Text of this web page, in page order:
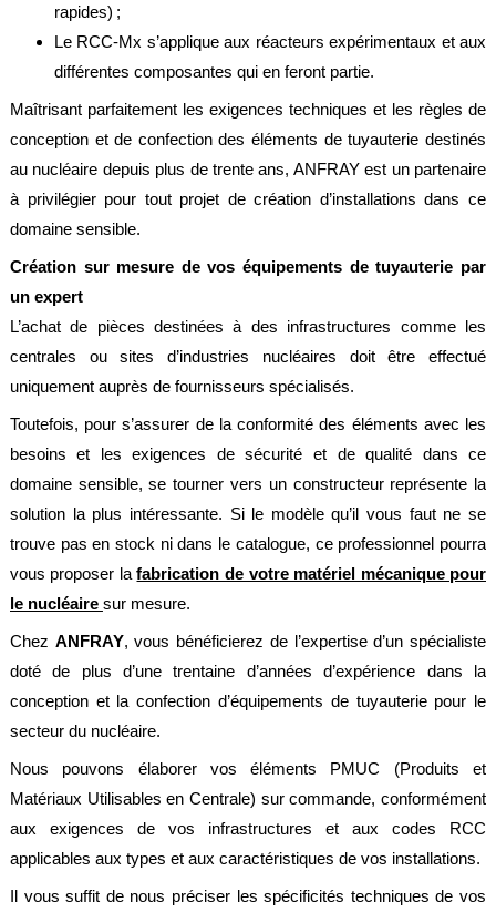
Nucléaire
PMUC
Viticulture
Chimie
et
Pétrochimie
Pharma
Ferroviaire
Maintenance
société
Domaines
d'activité
Nos
Conditions
générales
de
Actualités
Bibliothèque
Anfray
Support
techniques
rapides) ;
Le RCC-Mx s’applique aux réacteurs expérimentaux et aux
différentes composantes qui en feront partie.
Maîtrisant parfaitement les exigences techniques et les règles de
conception et de confection des éléments de tuyauterie destinés
au nucléaire depuis plus de trente ans, ANFRAY est un partenaire
à privilégier pour tout projet de création d’installations dans ce
domaine sensible.
Création sur mesure de vos équipements de tuyauterie par
un expert
L’achat de pièces destinées à des infrastructures comme les
centrales ou sites d’industries nucléaires doit être effectué
uniquement auprès de fournisseurs spécialisés.
Toutefois, pour s’assurer de la conformité des éléments avec les
besoins et les exigences de sécurité et de qualité dans ce
domaine sensible, se tourner vers un constructeur représente la
solution la plus intéressante. Si le modèle qu’il vous faut ne se
trouve pas en stock ni dans le catalogue, ce professionnel pourra
vous proposer lafabrication de votre matériel mécanique pour
le nucléaire sur mesure.
Chez ANFRAY, vous bénéficierez de l’expertise d’un spécialiste
doté de plus d’une trentaine d’années d’expérience dans la
conception et la confection d’équipements de tuyauterie pour le
secteur du nucléaire.
Nous pouvons élaborer vos éléments PMUC (Produits et
Matériaux Utilisables en Centrale) sur commande, conformément
aux exigences de vos infrastructures et aux codes RCC
applicables aux types et aux caractéristiques de vos installations.
Il vous suffit de nous préciser les spécificités techniques de vos